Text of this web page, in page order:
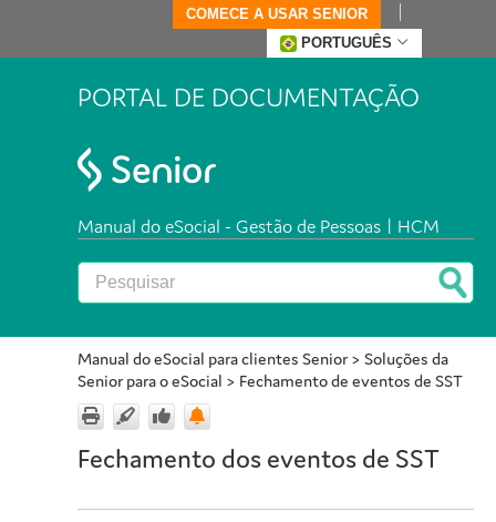
COMECE A USAR SENIOR
PORTUGUÊS
PORTAL DE DOCUMENTAÇÃO
Manual do eSocial - Gestão de Pessoas | HCM
Manual do eSocial para clientes Senior> Soluções da
Senior para o eSocial > Fechamento de eventos de SST
Fechamento dos eventos de SST